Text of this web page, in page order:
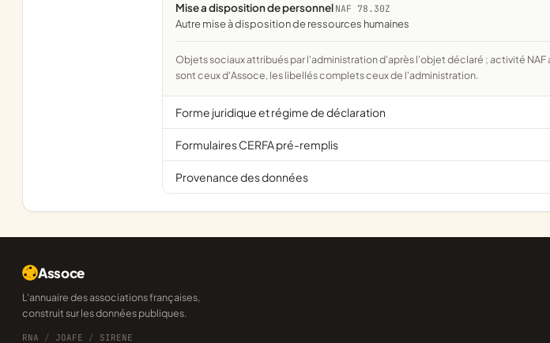
Mise a disposition de personnel NAF 78.30Z
Autre mise à disposition de ressources humaines
Objets sociaux attribués par l'administration d'après l'objet déclaré ; activité NAF attribuée par l'INSEE. Les noms courts
sont ceux d'Assoce, les libellés complets ceux de l'administration.
Forme juridique et régime de déclaration
Formulaires CERFA pré-remplis
Provenance des données
Assoce
L'annuaire des associations françaises,
construit sur les données publiques.
RNA / JOAFE / SIRENE